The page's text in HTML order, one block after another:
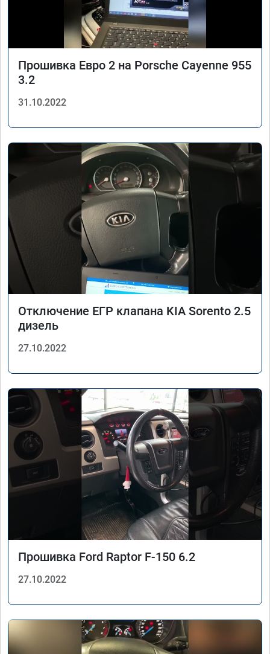
Прошивка Евро 2 на Porsche Cayenne 955
3.2
31.10.2022
Отключение ЕГР клапана KIA Sorento 2.5
дизель
27.10.2022
Прошивка Ford Raptor F-150 6.2
27.10.2022